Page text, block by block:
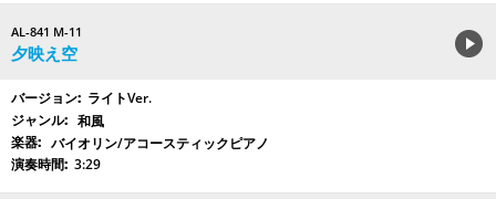
AL-841 M-11
夕映え空
ライトVer.
和風
バイオリン/アコースティックピアノ
3:29